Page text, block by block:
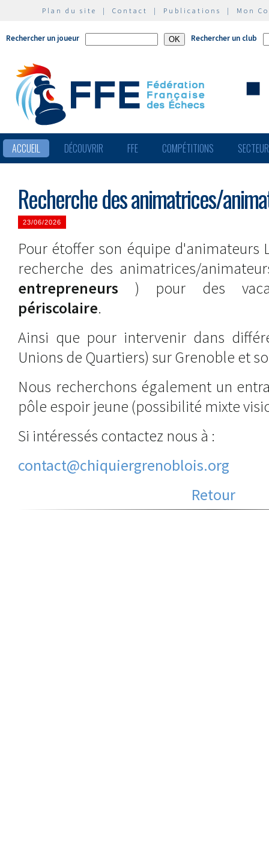
Plan du site | Contact | Publications | Mon
Rechercher un joueur Rechercher un club
ACCUEIL DÉCOUVRIR FFE COMPÉTITIONS
Recherche des animatrices/
23/06/2026
Pour étoffer son équipe d'animateurs
recherche des animatrices/
entrepreneurs ) pour des
périscolaire.
Ainsi que pour intervenir dans
Unions de Quartiers) sur Grenoble et
Nous recherchons également un
pôle espoir jeune (possibilité mixte
Si intéressés contactez nous à :
contact@chiquiergrenoblois.org
Retour